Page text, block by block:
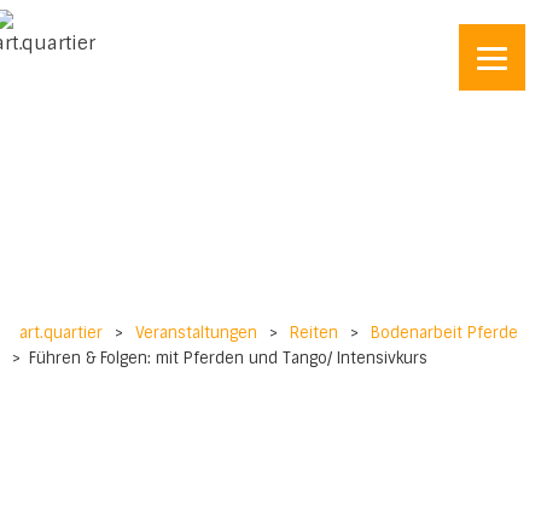
art.quartier > Veranstaltungen > Reiten >
Bodenarbeit Pferde
> Führen & Folgen: mit Pferden und Tango/ Intensivkurs